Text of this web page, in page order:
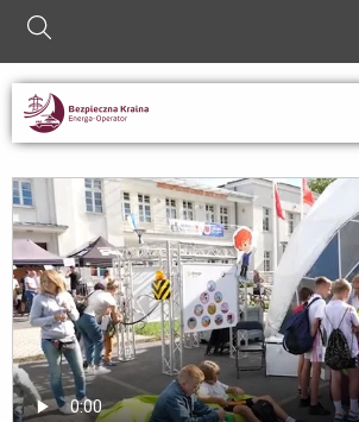
szukaj
Strefa informacji
Nauczyciel
Rodzic
Współpraca ze